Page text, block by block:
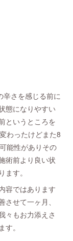
辛さを感じる前に
態になりやすい
というところを
わったけどまた8
能性がありその
術前より良い状
す。
容ではあります
せて一ヶ月、
々もお力添えさ
。